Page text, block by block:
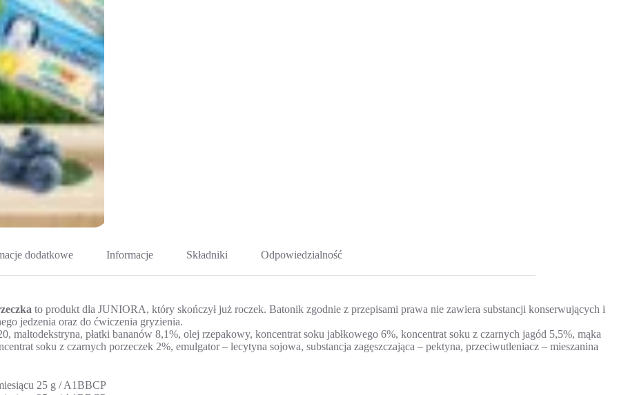
dodatkowe Informacje Składniki Odpowiedzialność
to produkt dla JUNIORA, który skończył już roczek. Batonik zgodnie z przepisami prawa nie zawiera substancji konserwujących i
jedzenia oraz do ćwiczenia gryzienia.
maltodekstryna, płatki bananów 8,1%, olej rzepakowy, koncentrat soku jabłkowego 6%, koncentrat soku z czarnych jagód 5,5%, mąka
soku z czarnych porzeczek 2%, emulgator – lecytyna sojowa, substancja zagęszczająca – pektyna, przeciwutleniacz – mieszanina